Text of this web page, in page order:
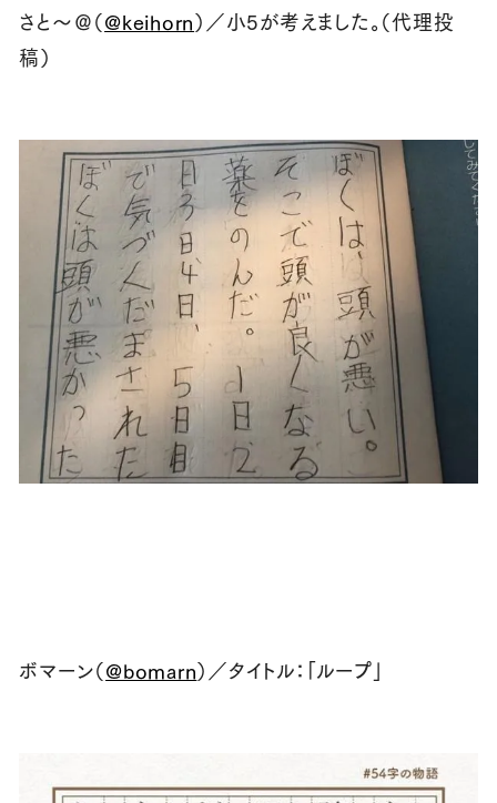
さと～＠（@keihorn）／小5が考えました。（代理投
稿）
ボマーン（@bomarn）／タイトル：「ループ」